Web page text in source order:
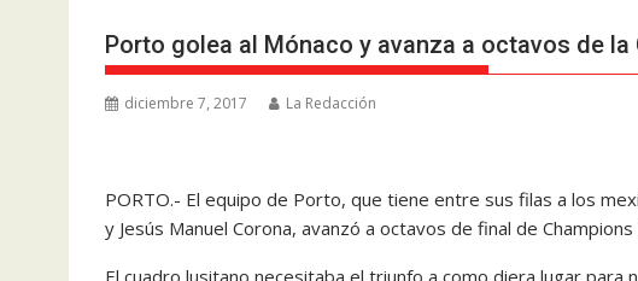
Porto golea al Mónaco y avanza a octavos de la
diciembre 7, 2017 La Redacción
PORTO.- El equipo de Porto, que tiene entre sus filas a los
y Jesús Manuel Corona, avanzó a octavos de final de
El cuadro lusitano necesitaba el triunfo a como diera lugar